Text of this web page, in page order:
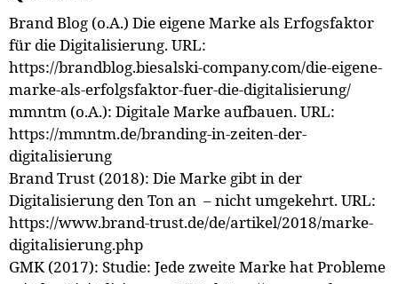
Brand Blog (o.A.) Die eigene Marke als Erfogsfaktor
für die Digitalisierung. URL:
https://brandblog.biesalski-company.com/die-eigene-
marke-als-erfolgsfaktor-fuer-die-digitalisierung/
mmntm (o.A.): Digitale Marke aufbauen. URL:
https://mmntm.de/branding-in-zeiten-der-
digitalisierung
Brand Trust (2018): Die Marke gibt in der
Digitalisierung den Ton an – nicht umgekehrt. URL:
https://www.brand-trust.de/de/artikel/2018/marke-
digitalisierung.php
GMK (2017): Studie: Jede zweite Marke hat Probleme